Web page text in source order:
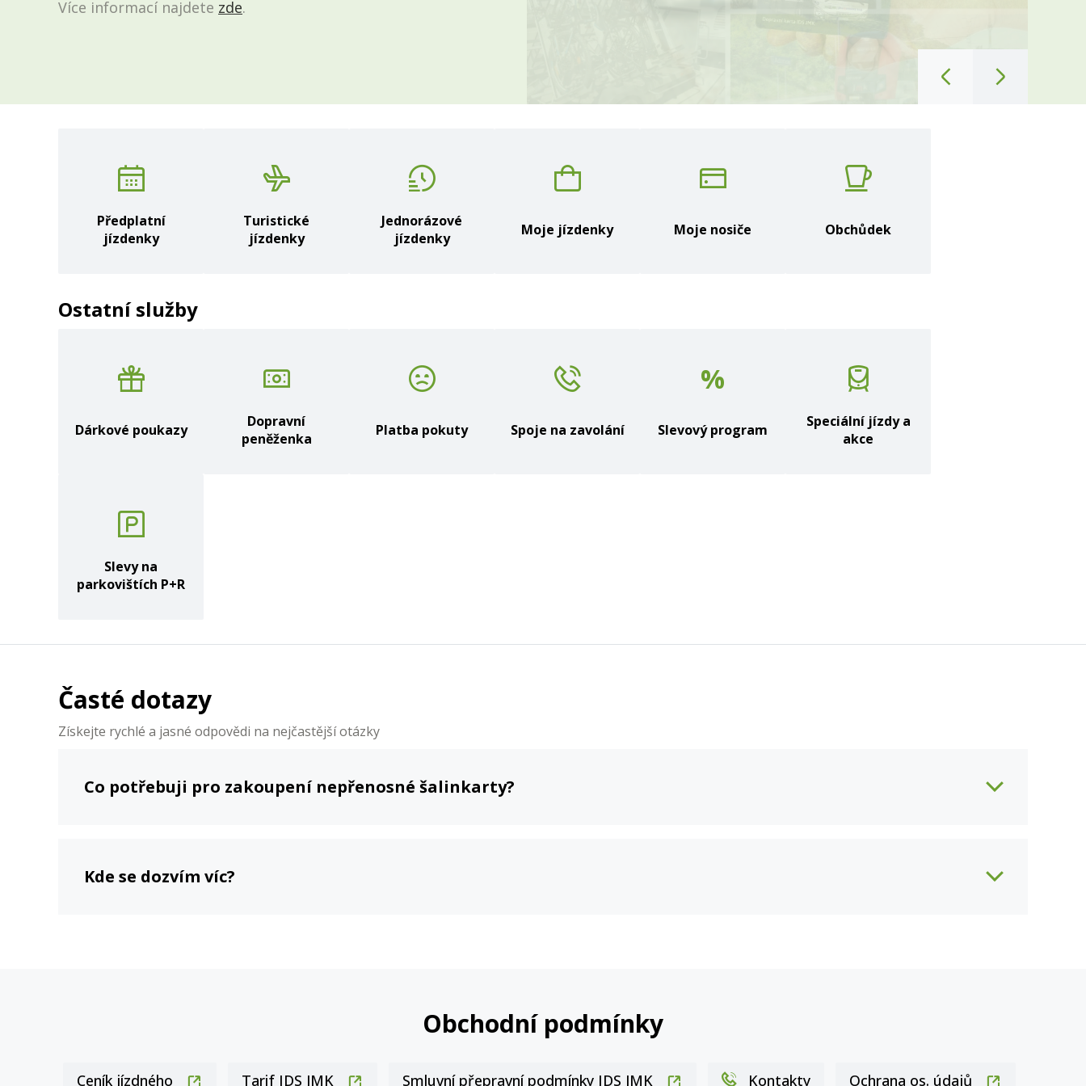
Více informací najdete zde.
Více informací najdete zde.
Předchozí
snímek
Předplatní
jízdenky
Turistické
jízdenky
Jednorázové
jízdenky
Moje jízdenky Moje nosiče Obchůdek
Ostatní služby
Dárkové poukazy
Dopravní
peněženka
Platba pokuty Spoje na zavolání
%
Slevový program
Speciální jízdy a
akce
Slevy na
parkovištích P+R
Časté dotazy
Získejte rychlé a jasné odpovědi na nejčastější otázky
Co potřebuji pro zakoupení nepřenosné šalinkarty?
Kde se dozvím víc?
Obchodní podmínky
Ceník jízdného Tarif IDS JMK Smluvní přepravní podmínky IDS JMK Kontakty Ochrana os. údajů